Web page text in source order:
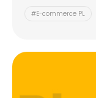
#E-commerce PL